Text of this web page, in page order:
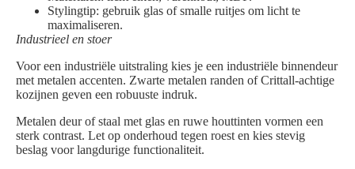
Stylingtip: gebruik glas of smalle ruitjes om licht te
maximaliseren.
Industrieel en stoer
Voor een industriële uitstraling kies je een industriële binnendeur
met metalen accenten. Zwarte metalen randen of Crittall-achtige
kozijnen geven een robuuste indruk.
Metalen deur of staal met glas en ruwe houttinten vormen een
sterk contrast. Let op onderhoud tegen roest en kies stevig
beslag voor langdurige functionaliteit.